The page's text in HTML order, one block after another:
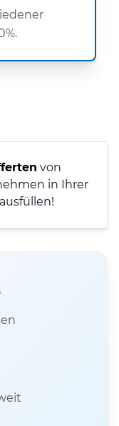
von
in Ihrer